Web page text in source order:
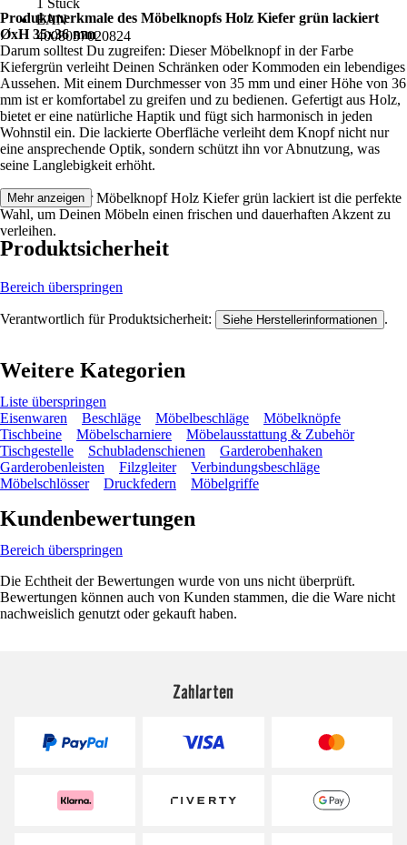
1 Stück
EAN
4008057020824
Produktmerkmale des Möbelknopfs Holz Kiefer grün lackiert
ØxH 35x36 mm
Darum solltest Du zugreifen: Dieser Möbelknopf in der Farbe
Kiefergrün verleiht Deinen Schränken oder Kommoden ein lebendiges
Aussehen. Mit einem Durchmesser von 35 mm und einer Höhe von 36
mm ist er komfortabel zu greifen und zu bedienen. Gefertigt aus Holz,
bietet er eine natürliche Haptik und fügt sich harmonisch in jeden
Wohnstil ein. Die lackierte Oberfläche verleiht dem Knopf nicht nur
eine ansprechende Optik, sondern schützt ihn vor Abnutzung, was
seine Langlebigkeit erhöht.
Festgezurrt: Der Möbelknopf Holz Kiefer grün lackiert ist die perfekte
Wahl, um Deinen Möbeln einen frischen und dauerhaften Akzent zu
verleihen.
Mehr anzeigen
Produktsicherheit
Bereich überspringen
Verantwortlich für Produktsicherheit: Siehe Herstellerinformationen .
Weitere Kategorien
Liste überspringen
Eisenwaren
Beschläge Möbelbeschläge
Möbelknöpfe
Tischbeine
Möbelscharniere
Möbelausstattung & Zubehör
Tischgestelle
Schubladenschienen
Garderobenhaken
Garderobenleisten
Filzgleiter
Verbindungsbeschläge
Möbelschlösser
Druckfedern Möbelgriffe
Kundenbewertungen
Bereich überspringen
Die Echtheit der Bewertungen wurde von uns nicht überprüft.
Bewertungen können auch von Kunden stammen, die die Ware nicht
nachweislich genutzt oder gekauft haben.
Zahlarten